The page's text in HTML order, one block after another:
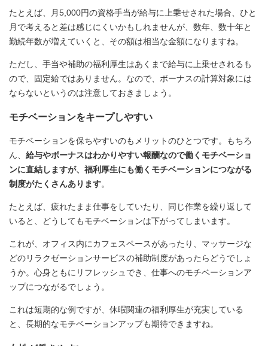
たとえば、月5,000円の資格手当が給与に上乗せされた場合、ひと
月で考えると差は感じにくいかもしれませんが、数年、数十年と
勤続年数が増えていくと、その額は相当な金額になりますね。
ただし、手当や補助の福利厚生はあくまで給与に上乗せされるも
ので、固定給ではありません。なので、ボーナスの計算対象には
ならないというのは注意しておきましょう。
モチベーションをキープしやすい
モチベーションを保ちやすいのもメリットのひとつです。もちろ
ん、 給与やボーナスはわかりやすい報酬なので働くモチベーショ
ンに直結しますが、福利厚生にも働くモチベーションにつながる
制度がたくさんあります。
たとえば、疲れたまま仕事をしていたり、同じ作業を繰り返して
いると、どうしてもモチベーションは下がってしまいます。
これが、オフィス内にカフェスペースがあったり、マッサージな
どのリラクゼーションサービスの補助制度があったらどうでしょ
うか。心身ともにリフレッシュでき、仕事へのモチベーションア
ップにつながるでしょう。
これは短期的な例ですが、休暇関連の福利厚生が充実している
と、長期的なモチベーションアップも期待できますね。